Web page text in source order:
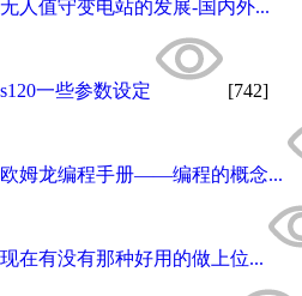
无人值守变电站的发展-国内外...
s120一些参数设定 [742]
欧姆龙编程手册——编程的概念...
现在有没有那种好用的做上位...